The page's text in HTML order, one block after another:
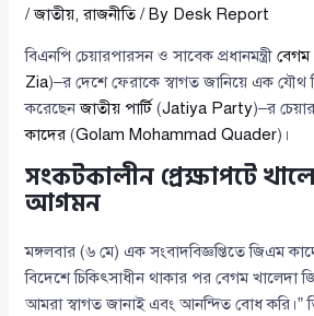
/জাতীয়,রাজনীতি/ By Desk Report
বিএনপি চেয়ারপারসন ও সাবেক প্রধানমন্ত্রীবেগম
Zia)–র দেশে ফেরাকে স্বাগত জানিয়ে এক যৌথ
করেছেনজাতীয় পার্টি (Jatiya Party)–র
কাদের (Golam Mohammad Quader)।
সংকটকালীন প্রেক্ষাপটে
আগমন
মঙ্গলবার (৬ মে) এক সংবাদবিজ্ঞপ্তিতে জিএম
বিদেশে চিকিৎসাধীন থাকার পর বেগম খালেদা
আমরা স্বাগত জানাই এবং আনন্দিত বোধ করি।”